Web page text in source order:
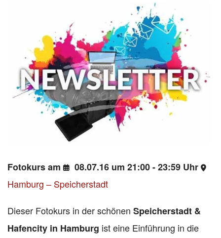
Fotokurs am
08.07.16 um 21:00 - 23:59 Uhr
Hamburg – Speicherstadt
Dieser Fotokurs in der schönen Speicherstadt &
Hafencity in Hamburg ist eine Einführung in die